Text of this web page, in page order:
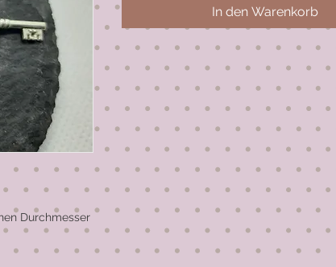
Durchmesser
In den Warenkorb